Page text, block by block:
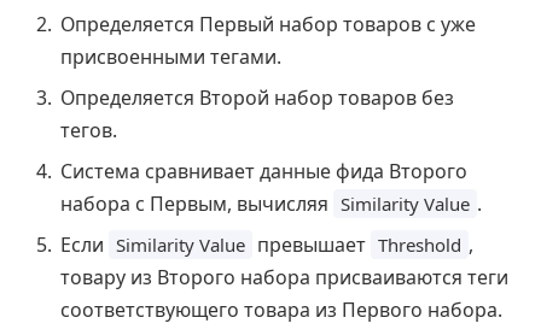
Определяется Первый набор товаров с уже
присвоенными тегами.
Определяется Второй набор товаров без
тегов.
Система сравнивает данные фида Второго
набора с Первым, вычисляя Similarity Value .
Если Similarity Value превышает Threshold ,
товару из Второго набора присваиваются теги
соответствующего товара из Первого набора.